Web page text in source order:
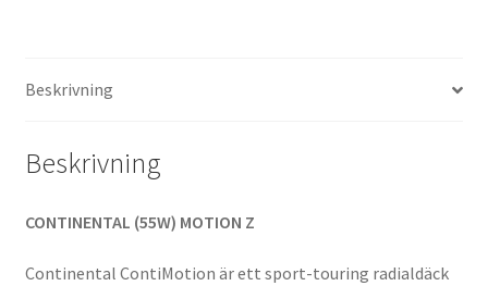
Beskrivning
Beskrivning
CONTINENTAL (55W) MOTION Z
Continental ContiMotion är ett sport-touring radialdäck